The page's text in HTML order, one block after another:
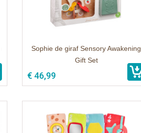
Sophie de giraf Sensory Awakening
Gift Set
€ 46,99